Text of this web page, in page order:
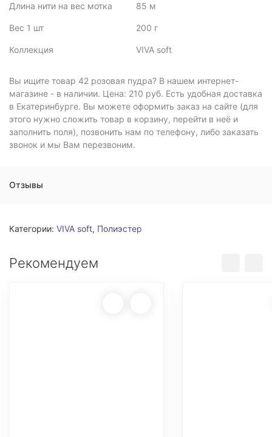
Длина нити на вес мотка 85 м
Вес 1 шт 200 г
Коллекция VIVA soft
Вы ищите товар 42 розовая пудра? В нашем интернет-
магазине - в наличии. Цена: 210 руб. Есть удобная доставка
в Екатеринбурге. Вы можете оформить заказ на сайте (для
этого нужно сложить товар в корзину, перейти в неё и
заполнить поля), позвонить нам по телефону, либо заказать
звонок и мы Вам перезвоним.
Отзывы
Категории: VIVA soft, Полиэстер
Рекомендуем